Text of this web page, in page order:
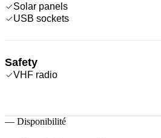
Solar panels
USB sockets
Safety
VHF radio
— Disponibilité